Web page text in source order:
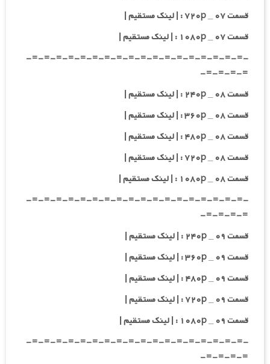
قسمت ۰۷ _ ۷۲۰p : | لینک مستقیم |
قسمت ۰۷ _ ۱۰۸۰p : | لینک مستقیم |
-=-=-=-=-=-=-=-=-=-=-=-=-=-=-=-=-=-=-
=-=-=-=-
قسمت ۰۸ _ ۲۴۰p : | لینک مستقیم |
قسمت ۰۸ _ ۳۶۰p : | لینک مستقیم |
قسمت ۰۸ _ ۴۸۰p : | لینک مستقیم |
قسمت ۰۸ _ ۷۲۰p : | لینک مستقیم |
قسمت ۰۸ _ ۱۰۸۰p : | لینک مستقیم |
-=-=-=-=-=-=-=-=-=-=-=-=-=-=-=-=-=-=-
=-=-=-=-
قسمت ۰۹ _ ۲۴۰p : | لینک مستقیم |
قسمت ۰۹ _ ۳۶۰p : | لینک مستقیم |
قسمت ۰۹ _ ۴۸۰p : | لینک مستقیم |
قسمت ۰۹ _ ۷۲۰p : | لینک مستقیم |
قسمت ۰۹ _ ۱۰۸۰p : | لینک مستقیم |
-=-=-=-=-=-=-=-=-=-=-=-=-=-=-=-=-=-=-
=-=-=-=-